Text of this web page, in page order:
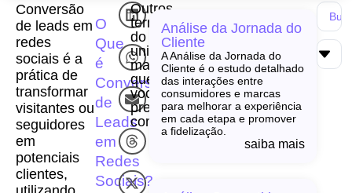
Conversão
de leads em
redes
sociais é a
prática de
transformar
visitantes ou
seguidores
em
potenciais
clientes,
O
Que
é
Conversão
de
Leads
em
Redes
Sociais?
Outros
termos
do
universo
martech
que
você
precisa
conhecer!
Análise da Jornada do
Cliente
A Análise da Jornada do
Cliente é o estudo detalhado
das interações entre
consumidores e marcas
para melhorar a experiência
em cada etapa e promover
a fidelização.
saiba mais